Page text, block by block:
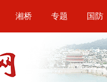
湘桥 专题 国防